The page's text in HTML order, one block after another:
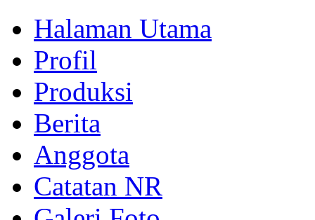
Halaman Utama
Profil
Produksi
Berita
Anggota
Catatan NR